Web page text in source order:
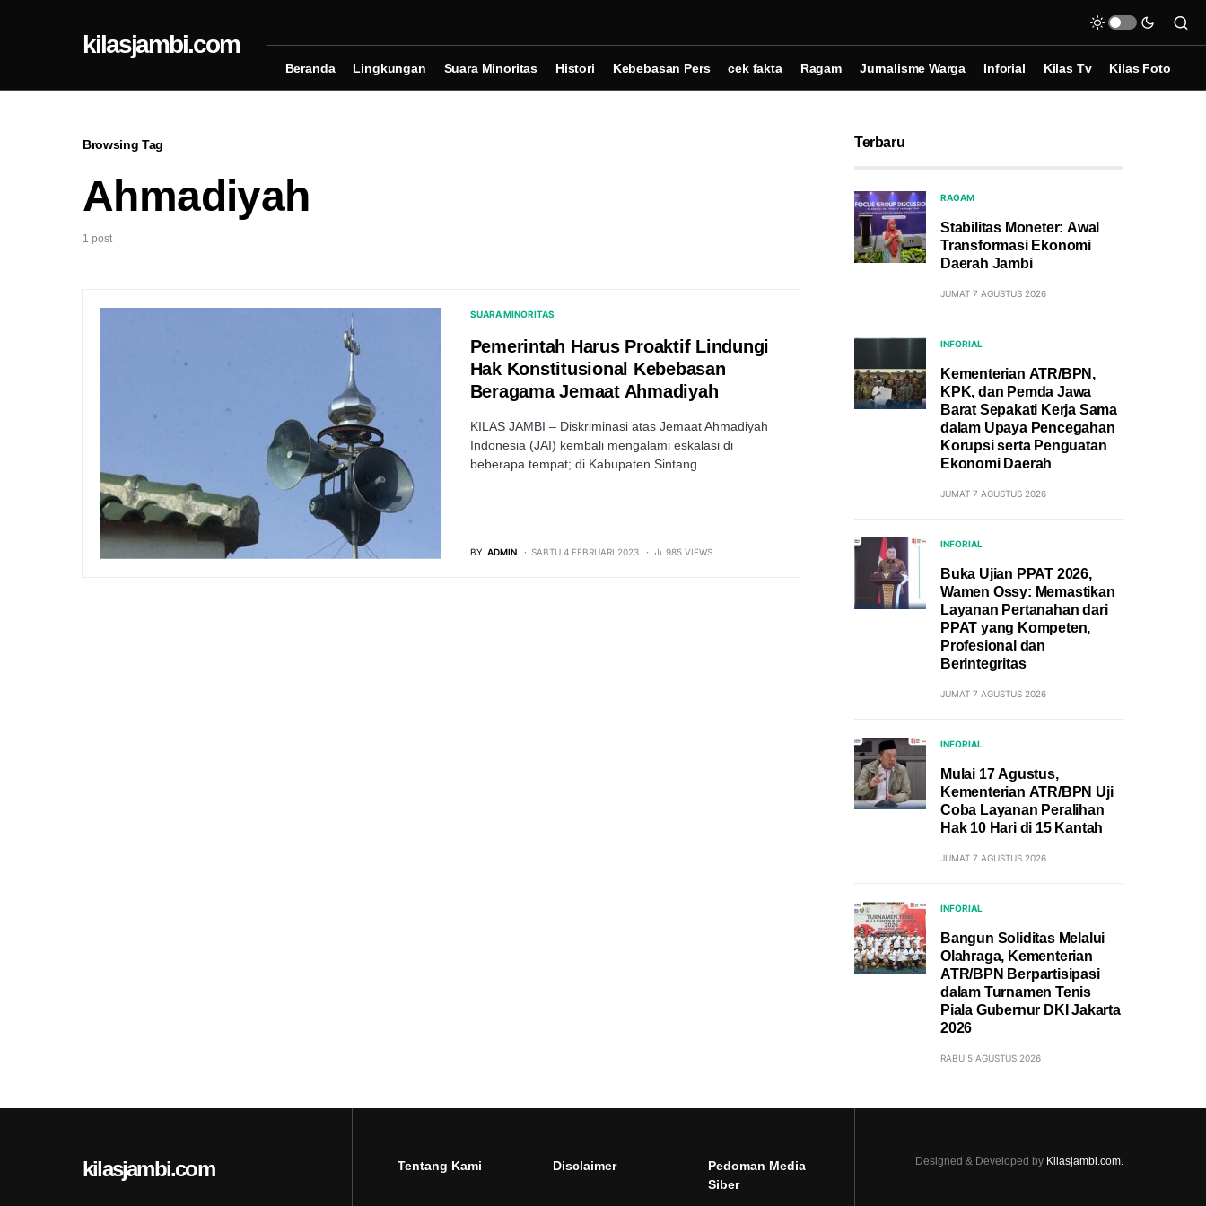
kilasjambi.com
Beranda Lingkungan Suara Minoritas Histori Kebebasan Pers cek fakta Ragam Jurnalisme Warga Inforial Kilas Tv Kilas Foto
Browsing Tag
Ahmadiyah
1 post
SUARA MINORITAS
Pemerintah Harus Proaktif Lindungi
Hak Konstitusional Kebebasan
Beragama Jemaat Ahmadiyah
KILAS JAMBI – Diskriminasi atas Jemaat Ahmadiyah
Indonesia (JAI) kembali mengalami eskalasi di
beberapa tempat; di Kabupaten Sintang…
BY ADMIN SABTU 4 FEBRUARI 2023 985 VIEWS
Terbaru
RAGAM
Stabilitas Moneter: Awal
Transformasi Ekonomi
Daerah Jambi
JUMAT 7 AGUSTUS 2026
INFORIAL
Kementerian ATR/BPN,
KPK, dan Pemda Jawa
Barat Sepakati Kerja Sama
dalam Upaya Pencegahan
Korupsi serta Penguatan
Ekonomi Daerah
JUMAT 7 AGUSTUS 2026
INFORIAL
Buka Ujian PPAT 2026,
Wamen Ossy: Memastikan
Layanan Pertanahan dari
PPAT yang Kompeten,
Profesional dan
Berintegritas
JUMAT 7 AGUSTUS 2026
INFORIAL
Mulai 17 Agustus,
Kementerian ATR/BPN Uji
Coba Layanan Peralihan
Hak 10 Hari di 15 Kantah
JUMAT 7 AGUSTUS 2026
INFORIAL
Bangun Soliditas Melalui
Olahraga, Kementerian
ATR/BPN Berpartisipasi
dalam Turnamen Tenis
Piala Gubernur DKI Jakarta
2026
RABU 5 AGUSTUS 2026
kilasjambi.com Tentang Kami Disclaimer
Pedoman Media
Siber
Designed & Developed by Kilasjambi.com.